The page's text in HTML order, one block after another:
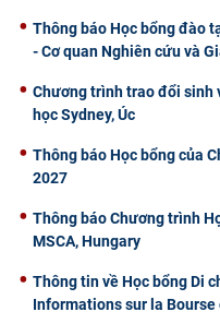
Thông báo Học bổng đào
- Cơ quan Nghiên cứu và
Chương trình trao đổi sinh
học Sydney, Úc
Thông báo Học bổng của
2027
Thông báo Chương trình
MSCA, Hungary
Thông tin về Học bổng Di
Informations sur la Bourse